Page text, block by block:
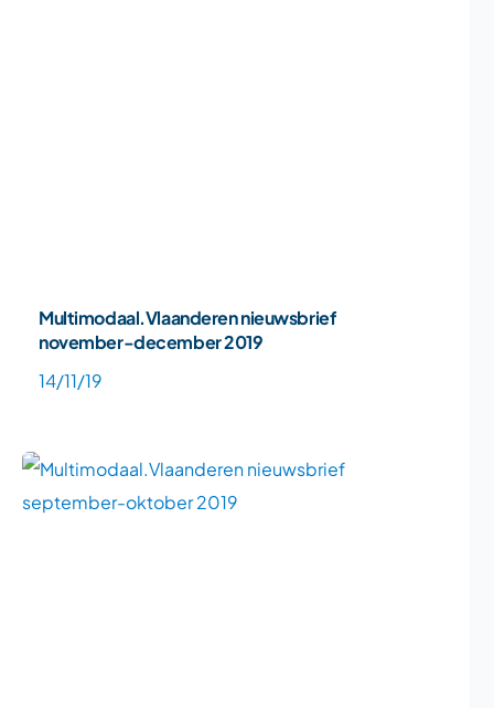
Multimodaal.Vlaanderen nieuwsbrief
november-december 2019
14/11/19